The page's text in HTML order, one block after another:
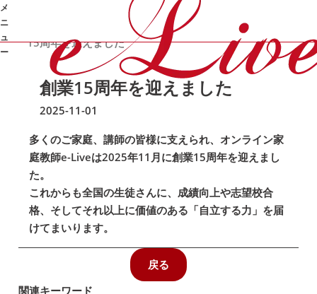
メ
ニ
ュ
ー
オンライン家庭教師e-Live お知らせ お知らせ /
15周年を迎えました
創業15周年を迎えました
2025-11-01
多くのご家庭、講師の皆様に支えられ、オンライン家
庭教師e-Liveは2025年11月に創業15周年を迎えまし
た。
これからも全国の生徒さんに、成績向上や志望校合
格、そしてそれ以上に価値のある「自立する力」を届
けてまいります。
戻る
関連キーワード